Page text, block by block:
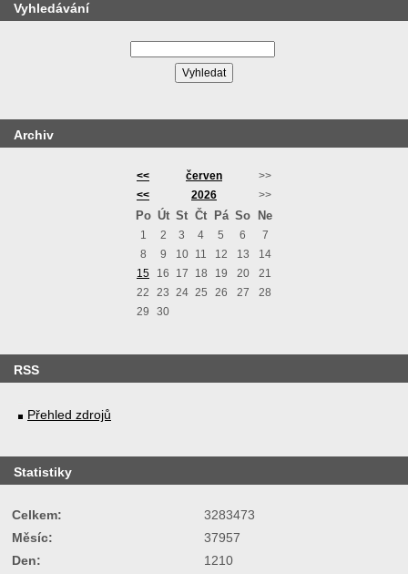
Vyhledávání
Archiv
<< červen
>>
<<
2026 >>
Po Út St Čt Pá So Ne
1 2 3 4 5 6
7
8
9 10 11 12 13
14
15
16 17 18 19 20
21
22
23 24 25 26 27
28
29
30
RSS
Přehled zdrojů
Statistiky
Celkem:
3283473
Měsíc:
37957
Den:
1210